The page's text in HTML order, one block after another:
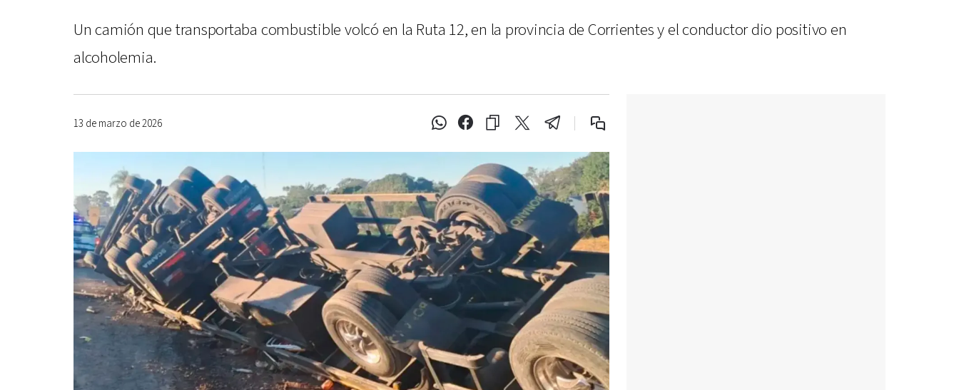
Un camión que transportaba combustible volcó en la Ruta 12, en la provincia de Corrientes y el conductor dio positivo en
alcoholemia.
13 de marzo de 2026